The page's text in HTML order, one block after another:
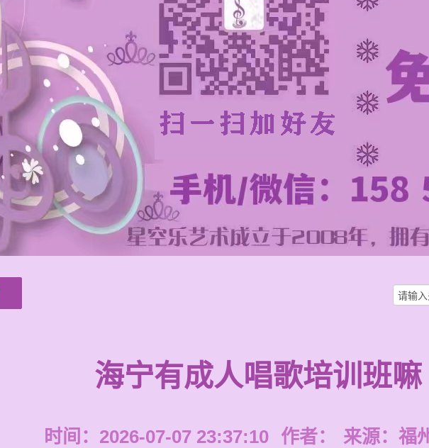
海宁有成人唱歌培训班嘛
时间：2026-07-07 23:37:10 作者： 来源： 福